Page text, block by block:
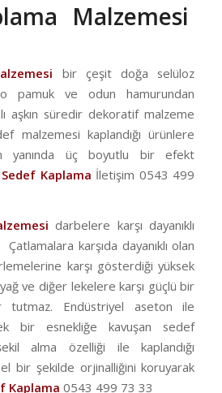
Malzemesi
bir çeşit doğa selüloz
pamuk ve odun hamurundan
aşkın süredir dekoratif malzeme
malzemesi kaplandığı ürünlere
yanında üç boyutlu bir efekt
Kaplama İletişim 0543 499
darbelere karşı dayanıklı
karşıda dayanıklı olan
karşı gösterdiği yüksek
ve diğer lekelere karşı güçlü bir
tutmaz. Endüstriyel aseton ile
bir esnekliğe kavuşan sedef
alma özelliği ile kaplandığı
bir şekilde orjinalliğini koruyarak
Kaplama 0543 499 73 33